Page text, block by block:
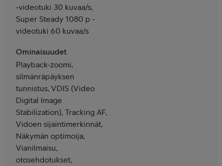
-videotuki 30 kuvaa/s,
Super Steady 1080 p -
videotuki 60 kuvaa/s
Ominaisuudet
Playback-zoomi,
silmänräpäyksen
tunnistus, VDIS (Video
Digital Image
Stabilization), Tracking AF,
Vidoen sijaintimerkinnät,
Näkymän optimoija,
Vianilmaisu,
otosehdotukset,